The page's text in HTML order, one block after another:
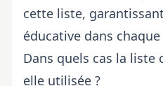
cette liste,
éducative dans chaque
Dans quels cas la
elle utilisée ?